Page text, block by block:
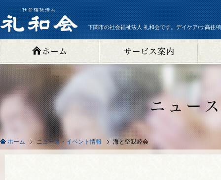
下関市の社会福祉法人 礼和会です。デイケア/サ高住/
ホーム ニュース・イベント情報 海と空親睦会